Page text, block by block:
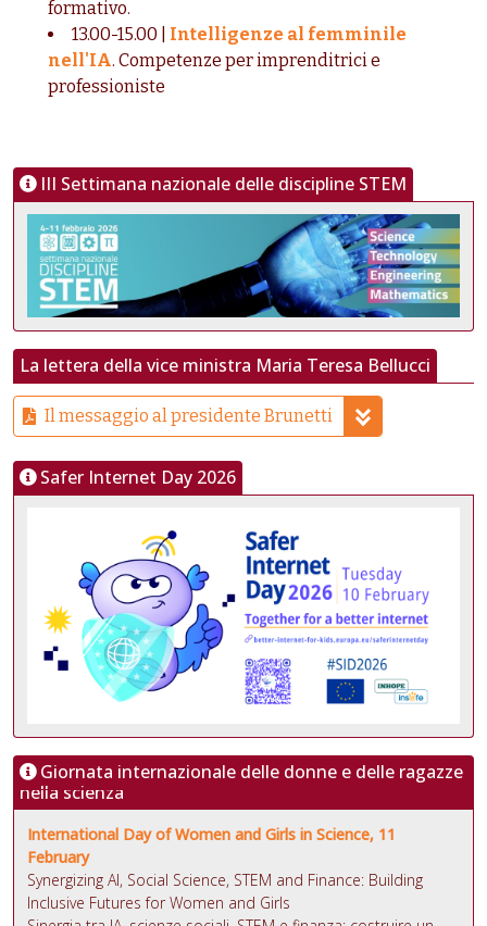
formativo.
13.00-15.00 | Intelligenze al femminile
nell'IA. Competenze per imprenditrici e
professioniste
III Settimana nazionale delle discipline STEM
La lettera della vice ministra Maria Teresa Bellucci
Il messaggio al presidente Brunetti
Safer Internet Day 2026
Giornata internazionale delle donne e delle ragazze
nella scienza
International Day of Women and Girls in Science, 11
February
Synergizing AI, Social Science, STEM and Finance: Building
Inclusive Futures for Women and Girls